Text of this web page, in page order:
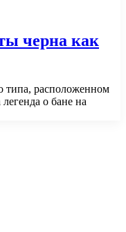
черна как
типа, расположенном
о бане на